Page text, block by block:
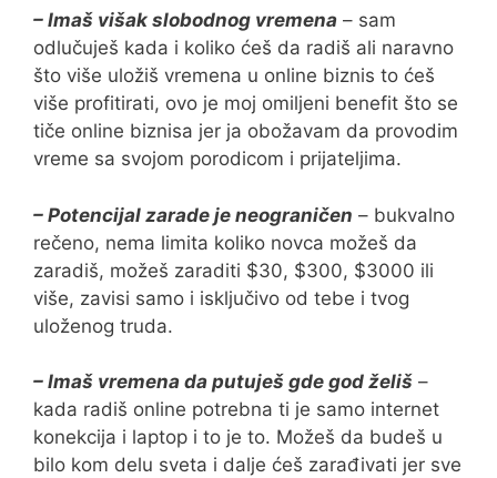
– Imaš višak slobodnog vremena – sam
odlučuješ kada i koliko ćeš da radiš ali naravno
što više uložiš vremena u online biznis to ćeš
više profitirati, ovo je moj omiljeni benefit što se
tiče online biznisa jer ja obožavam da provodim
vreme sa svojom porodicom i prijateljima.
– Potencijal zarade je neograničen – bukvalno
rečeno, nema limita koliko novca možeš da
zaradiš, možeš zaraditi $30, $300, $3000 ili
više, zavisi samo i isključivo od tebe i tvog
uloženog truda.
– Imaš vremena da putuješ gde god želiš –
kada radiš online potrebna ti je samo internet
konekcija i laptop i to je to. Možeš da budeš u
bilo kom delu sveta i dalje ćeš zarađivati jer sve